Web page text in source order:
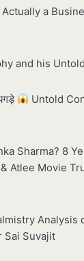
a
and his
Untold
Sharma? 8
Atlee Movie
Analysis
Sai Suvajit